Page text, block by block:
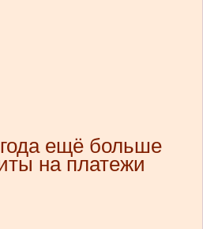
ещё больше
на платежи